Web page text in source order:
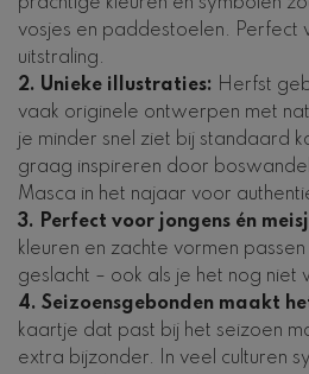
vosjes en paddestoelen. Perfect
uitstraling.
2. Unieke illustraties: Herfst
vaak originele ontwerpen met
je minder snel ziet bij standaard
graag inspireren door
Masca in het najaar voor
3. Perfect voor jongens én
kleuren en zachte vormen
geslacht – ook als je het nog niet
4. Seizoensgebonden maakt
kaartje dat past bij het seizoen
extra bijzonder. In veel culturen